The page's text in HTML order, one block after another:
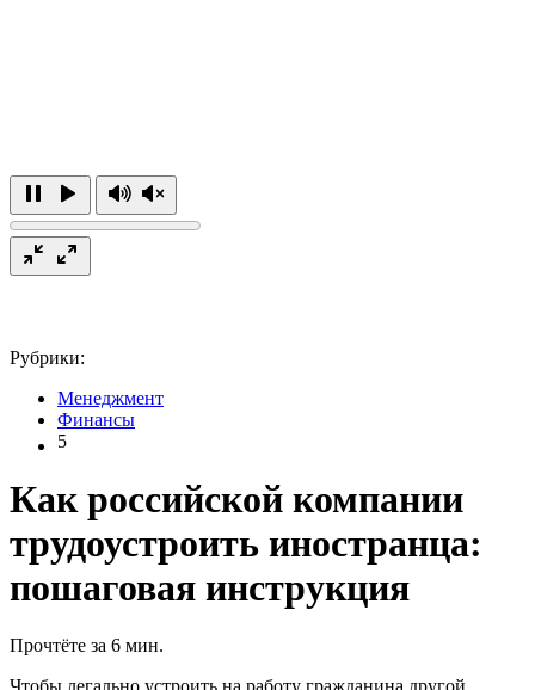
Рубрики:
Менеджмент
Финансы
5
Как российской компании
трудоустроить иностранца:
пошаговая инструкция
Прочтёте за 6 мин.